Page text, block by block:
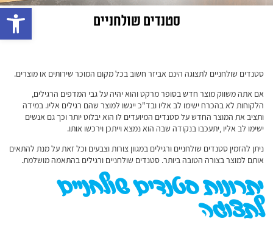
סטנדים שולחניים
סטנדים שולחניים לתצוגה הינם אביזר חשוב בכל מקום המוכר שירותים או מוצרים.
אם אתה משווק מוצר חדש בסופר מרקט והוא יהיה על גבי המדפים הרגילים,
הלקוחות לא בהכרח ישימו לב אליו ובד"כ ייגשו למוצר שהם רגילים אליו. במידה
ותציב את המוצר החדש על סטנדים המיועדים לו הוא יבלוט יותר וכך גם אנשים
ישימו לב אליו ,יתעכבו בנקודה שבה הוא נמצא וייתכן וירכשו אותו.
ניתן להזמין סטנדים שולחניים ורגילים במגוון צורות וצבעים וכל זאת על מנת להתאים
אותם למוצר בצורה הטובה ביותר. סטנדים שולחניים ורגילים בהתאמה מושלמת.
יתרונות סטנדים שולחניים
לתצוגה